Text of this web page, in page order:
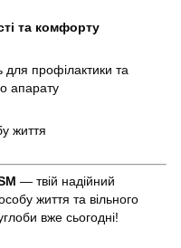
та комфорту
для профілактики та
апарату
життя
— твій надійний
життя та вільного
вже сьогодні!